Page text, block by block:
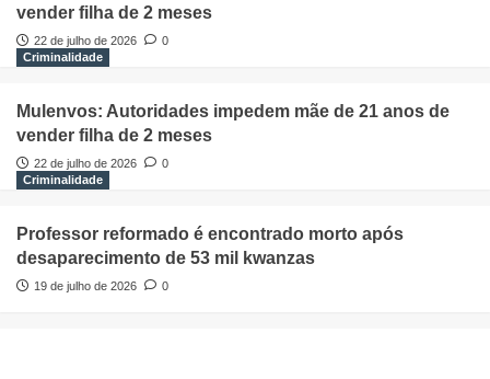
vender filha de 2 meses
22 de julho de 2026
0
Criminalidade
Mulenvos: Autoridades impedem mãe de 21 anos de
vender filha de 2 meses
22 de julho de 2026
0
Criminalidade
Professor reformado é encontrado morto após
desaparecimento de 53 mil kwanzas
19 de julho de 2026 0